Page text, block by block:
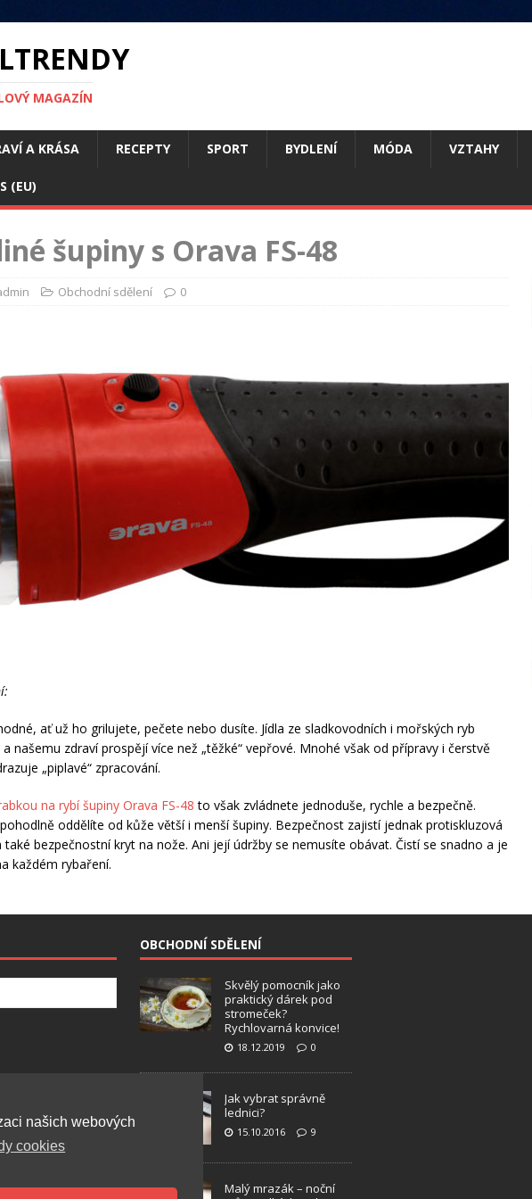
MAGAZÍN
A KRÁSA RECEPTY SPORT BYDLENÍ MÓDA VZTAHY
(EU)
šupiny s Orava FS-48
Obchodní sdělení 0
ať už ho grilujete, pečete nebo dusíte. Jídla ze sladkovodních i mořských ryb
našemu zdraví prospějí více než „těžké“ vepřové. Mnohé však od přípravy i čerstvě
„piplavé“ zpracování.
na rybí šupiny Orava FS-48 to však zvládnete jednoduše, rychle a bezpečně.
oddělíte od kůže větší i menší šupiny. Bezpečnost zajistí jednak protiskluzová
bezpečnostní kryt na nože. Ani její údržby se nemusíte obávat. Čistí se snadno a je
každém rybaření.
OBCHODNÍ SDĚLENÍ
Skvělý pomocník jako
praktický dárek pod
stromeček?
Rychlovarná konvice!
18.12.2019 0
Jak vybrat správně
lednici?
15.10.2016 9
Malý mrazák – noční
našich webových
cookies